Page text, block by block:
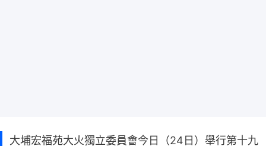
大埔宏福苑大火獨立委員會今日（24日）舉行第十九